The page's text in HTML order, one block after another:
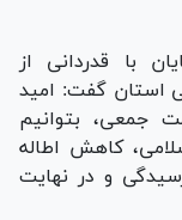
با قدردانی از
استان گفت: امید
جمعی، بتوانیم
کاهش اطاله
و در نهایت